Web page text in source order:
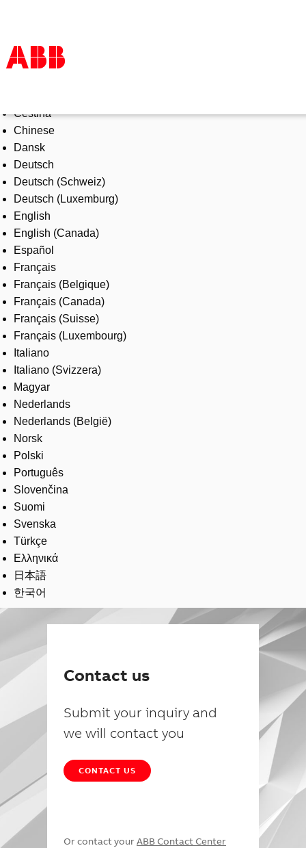
Products & Solutions
Industries
Services
About us
Where to buy
Contact us
Careers
Čeština
Chinese
Dansk
Deutsch
Deutsch (Schweiz)
Deutsch (Luxemburg)
English
English (Canada)
Español
Français
Français (Belgique)
Français (Canada)
Français (Suisse)
Français (Luxembourg)
Italiano
Italiano (Svizzera)
Magyar
Nederlands
Nederlands (België)
Norsk
Polski
Português
Slovenčina
Suomi
Svenska
Türkçe
Ελληνικά
日本語
한국어
Contact us
Submit your inquiry and
we will contact you
CONTACT US
Or contact your ABB Contact Center